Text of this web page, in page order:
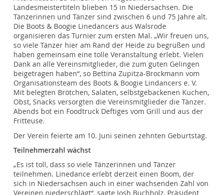
Landesmeistertiteln blieben 15 in Niedersachsen. Die
Tänzerinnen und Tänzer sind zwischen 6 und 75 Jahre alt.
Die Boots & Boogie Linedancers aus Walsrode
organisieren das Turnier zum ersten Mal. „Wir freuen uns,
so viele Tänzer hier am Rand der Heide zu begrüßen und
haben gemeinsam eine tolle Veranstaltung erlebt. Vielen
Dank an alle Vereinsmitglieder, die zum guten Gelingen
beigetragen haben“, so Bettina Zupitza-Brockmann vom
Organisationsteam des Boots & Boogie Lindancers e. V.
Mit belegten Brötchen, Salaten, selbstgebackenen Kuchen,
Obst, Snacks versorgten die Vereinsmitglieder die Tänzer.
Abends bot ein Foodtruck Deftiges vom Grill und aus der
Fritteuse.
Der Verein feierte am 10. Juni seinen zehnten Geburtstag.
Teilnehmerzahl wächst
„Es ist toll, dass so viele Tänzerinnen und Tänzer
teilnehmen. Linedance erlebt derzeit einen Boom, der
sich in Niedersachsen auch in einer wachsenden Zahl von
Vereinen niederschlägt“, sagte Josh Buchholz, Präsident